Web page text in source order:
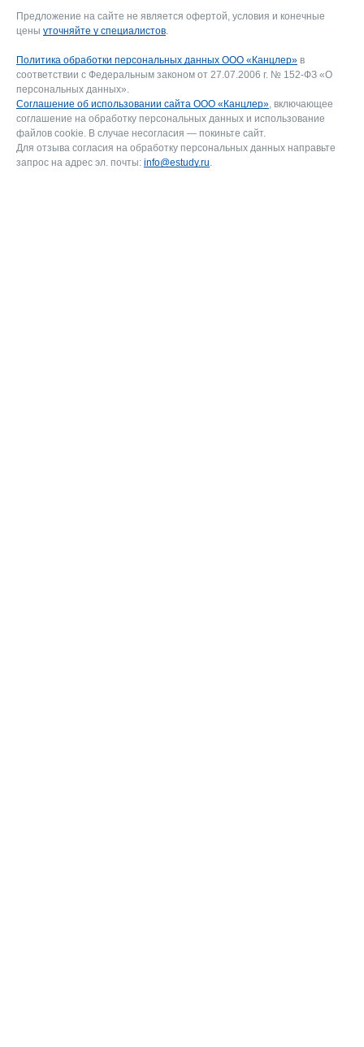
Предложение на сайте не является офертой, условия и конечные
цены уточняйте у специалистов.
Политика обработки персональных данных ООО «Канцлер» в
соответствии с Федеральным законом от 27.07.2006 г. № 152-ФЗ «О
персональных данных».
Соглашение об использовании сайта ООО «Канцлер», включающее
соглашение на обработку персональных данных и использование
файлов cookie. В случае несогласия — покиньте сайт.
Для отзыва согласия на обработку персональных данных направьте
запрос на адрес эл. почты: info@estudy.ru.